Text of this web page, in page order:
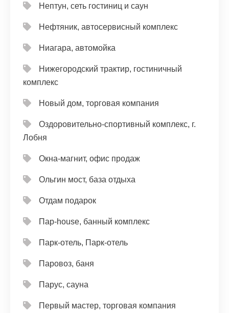
Нептун, сеть гостиниц и саун
Нефтяник, автосервисный комплекс
Ниагара, автомойка
Нижегородский трактир, гостиничный
комплекс
Новый дом, торговая компания
Оздоровительно-спортивный комплекс, г.
Лобня
Окна-магнит, офис продаж
Ольгин мост, база отдыха
Отдам подарок
Пар-house, банный комплекс
Парк-отель, Парк-отель
Паровоз, баня
Парус, сауна
Первый мастер, торговая компания